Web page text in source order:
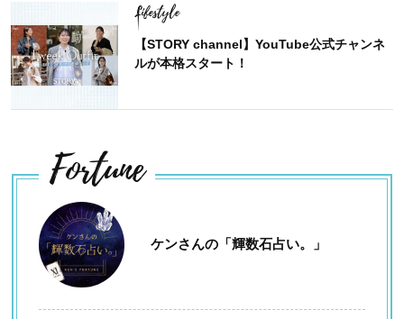
Lifestyle
【STORY channel】YouTube公式チャンネ
ルが本格スタート！
Fortune
ケンさんの「輝数石占い。」